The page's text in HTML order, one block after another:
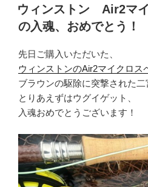
稿
日:
ウィンストン Air2マ
の入魂、おめでとう！
先日ご購入いただいた、
ウィンストンのAir2マイクロス
ブラウンの駆除に突撃された二
とりあえずはウグイゲット、
入魂おめでとうございます！